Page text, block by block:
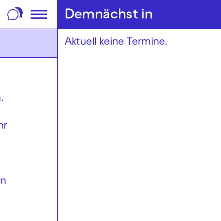
Footer springen
Demnächst in
Aktuell keine Termine.